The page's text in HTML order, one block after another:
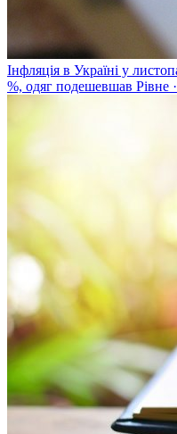
Інфляція в Україні у
%, одяг подешевшав Рівне